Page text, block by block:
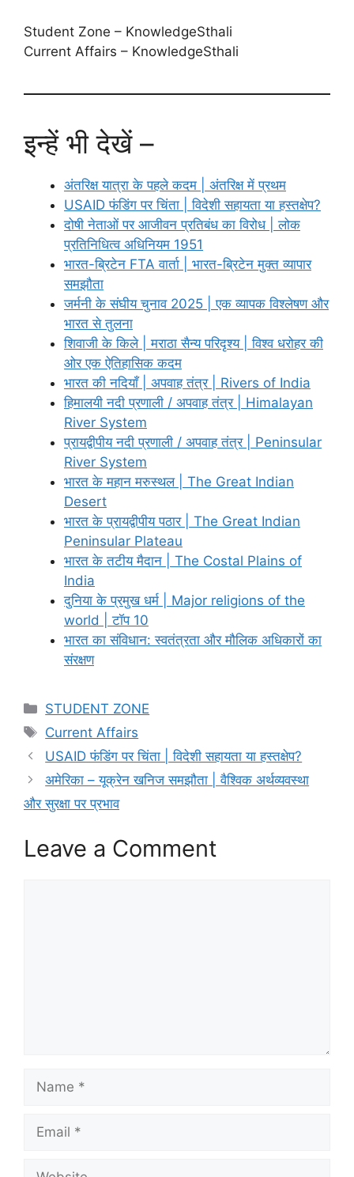
Student Zone – KnowledgeSthali
Current Affairs – KnowledgeSthali
इन्हें भी देखें –
अंतरिक्ष यात्रा के पहले कदम | अंतरिक्ष में प्रथम
USAID फंडिंग पर चिंता | विदेशी सहायता या हस्तक्षेप?
दोषी नेताओं पर आजीवन प्रतिबंध का विरोध | लोक
प्रतिनिधित्व अधिनियम 1951
भारत-ब्रिटेन FTA वार्ता | भारत-ब्रिटेन मुक्त व्यापार
समझौता
जर्मनी के संघीय चुनाव 2025 | एक व्यापक विश्लेषण और
भारत से तुलना
शिवाजी के किले | मराठा सैन्य परिदृश्य | विश्व धरोहर की
ओर एक ऐतिहासिक कदम
भारत की नदियाँ | अपवाह तंत्र | Rivers of India
हिमालयी नदी प्रणाली / अपवाह तंत्र | Himalayan
River System
प्रायद्वीपीय नदी प्रणाली / अपवाह तंत्र | Peninsular
River System
भारत के महान मरुस्थल | The Great Indian
Desert
भारत के प्रायद्वीपीय पठार | The Great Indian
Peninsular Plateau
भारत के तटीय मैदान | The Costal Plains of
India
दुनिया के प्रमुख धर्म | Major religions of the
world | टॉप 10
भारत का संविधान: स्वतंत्रता और मौलिक अधिकारों का
संरक्षण
Categories
STUDENT ZONE
Tags
Current Affairs
USAID फंडिंग पर चिंता | विदेशी सहायता या हस्तक्षेप?
अमेरिका – यूक्रेन खनिज समझौता | वैश्विक अर्थव्यवस्था
और सुरक्षा पर प्रभाव
Leave a Comment
Name
Email
Website